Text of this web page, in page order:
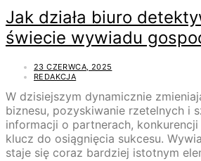
Jak działa biuro
świecie wywiadu
23 CZERWCA, 2025
REDAKCJA
W dzisiejszym dynamicznie
biznesu, pozyskiwanie rzetelnych i
informacji o partnerach,
klucz do osiągnięcia sukcesu.
staje się coraz bardziej istotnym